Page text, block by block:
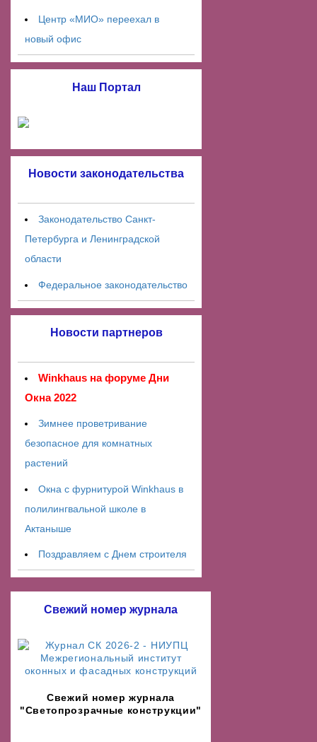
Центр «МИО» переехал в
новый офис
Наш Портал
Новости законодательства
Законодательство Санкт-
Петербурга и Ленинградской
области
Федеральное законодательство
Новости партнеров
Winkhaus на форуме Дни
Окна 2022
Зимнее проветривание
безопасное для комнатных
растений
Окна с фурнитурой Winkhaus в
полилингвальной школе в
Актаныше
Поздравляем с Днем строителя
Свежий номер журнала
Свежий номер журнала
"Светопрозрачные конструкции"